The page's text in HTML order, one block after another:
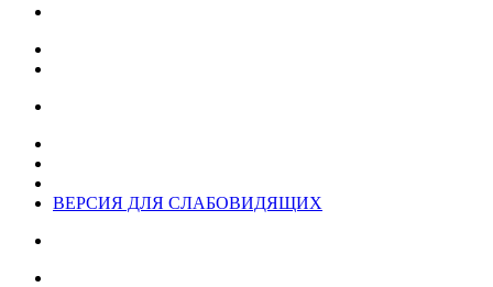
ВЕРСИЯ ДЛЯ СЛАБОВИДЯЩИХ